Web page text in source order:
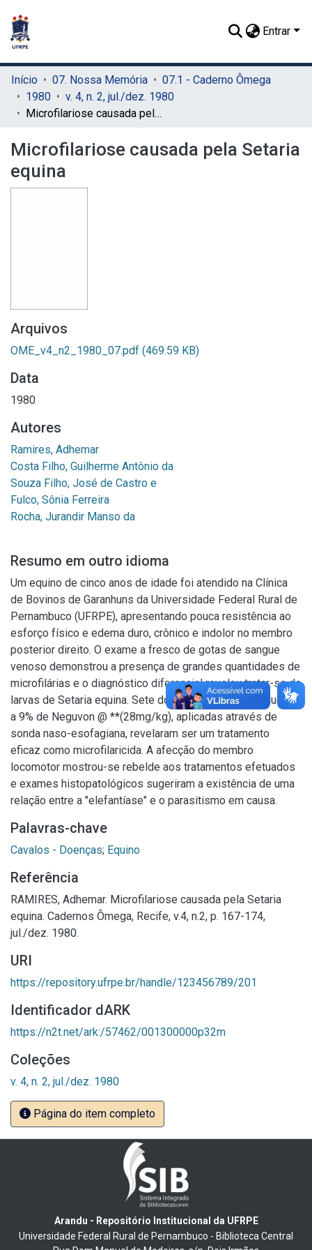
Entrar
Início 07. Nossa Memória
07.1 - Caderno Ômega
1980
v. 4, n. 2, jul./dez. 1980
Microfilariose causada pela Setaria equina
Microfilariose causada pela Setaria
equina
Arquivos
OME_v4_n2_1980_07.pdf (469.59 KB)
Data
1980
Autores
Ramires, Adhemar
Costa Filho, Guilherme Antônio da
Souza Filho, José de Castro e
Fulco, Sônia Ferreira
Rocha, Jurandir Manso da
Resumo em outro idioma
Um equino de cinco anos de idade foi atendido na Clínica
de Bovinos de Garanhuns da Universidade Federal Rural de
Pernambuco (UFRPE), apresentando pouca resistência ao
esforço físico e edema duro, crônico e indolor no membro
posterior direito. O exame a fresco de gotas de sangue
venoso demonstrou a presença de grandes quantidades de
microfilárias e o diagnóstico diferencial revelou tratar-se de
larvas de Setaria equina. Sete doses de 100rnl de solução
a 9% de Neguvon @ **(28mg/kg), aplicadas através de
sonda naso-esofagiana, revelaram ser um tratamento
eficaz como microfilaricida. A afecção do membro
locomotor mostrou-se rebelde aos tratamentos efetuados
e exames histopatológicos sugeriram a existência de uma
relação entre a "elefantíase" e o parasitismo em causa.
Palavras-chave
Cavalos - Doenças; Equino
Referência
RAMIRES, Adhemar. Microfilariose causada pela Setaria
equina. Cadernos Ômega, Recife, v.4, n.2, p. 167-174,
jul./dez. 1980.
URI
https://repository.ufrpe.br/handle/123456789/201
Identificador dARK
https://n2t.net/ark:/57462/001300000p32m
Coleções
v. 4, n. 2, jul./dez. 1980
Página do item completo
Arandu - Repositório Institucional da UFRPE
Universidade Federal Rural de Pernambuco - Biblioteca Central